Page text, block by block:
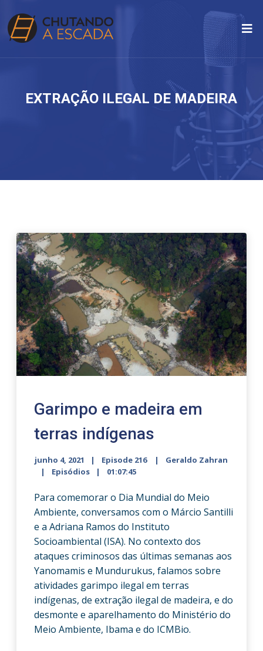
EXTRAÇÃO ILEGAL DE MADEIRA
Garimpo e madeira em
terras indígenas
junho 4, 2021 Episode 216
Geraldo Zahran
Episódios
01:07:45
Para comemorar o Dia Mundial do Meio
Ambiente, conversamos com o Márcio Santilli
e a Adriana Ramos do Instituto
Socioambiental (ISA). No contexto dos
ataques criminosos das últimas semanas aos
Yanomamis e Mundurukus, falamos sobre
atividades garimpo ilegal em terras
indígenas, de extração ilegal de madeira, e do
desmonte e aparelhamento do Ministério do
Meio Ambiente, Ibama e do ICMBio.